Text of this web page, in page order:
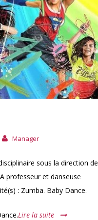
Manager
sous la direction de
professeur et danseuse
: Zumba. Baby Dance.
Lire la suite